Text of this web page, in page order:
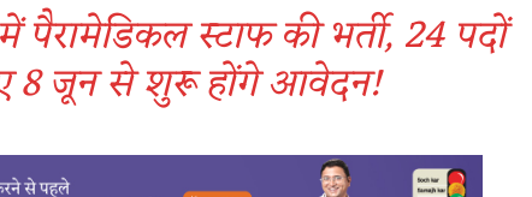
स्टाफ की भर्ती, 24 पदों
8 जून से शुरू होंगे आवेदन!